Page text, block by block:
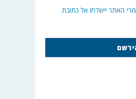
האתר יישלחו אל כתובת